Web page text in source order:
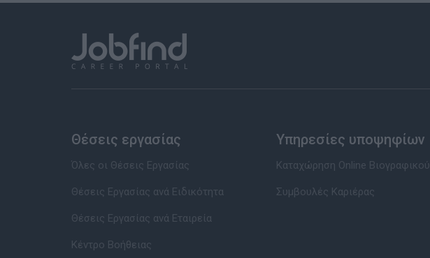
Θέσεις εργασίας
Όλες οι Θέσεις Εργασίας
Θέσεις Εργασίας ανά Ειδικότητα
Θέσεις Εργασίας ανά Εταιρεία
Κέντρο Βοήθειας
Υπηρεσίες υποψηφίων
Καταχώρηση Online Βιογραφικού
Συμβουλές Καριέρας